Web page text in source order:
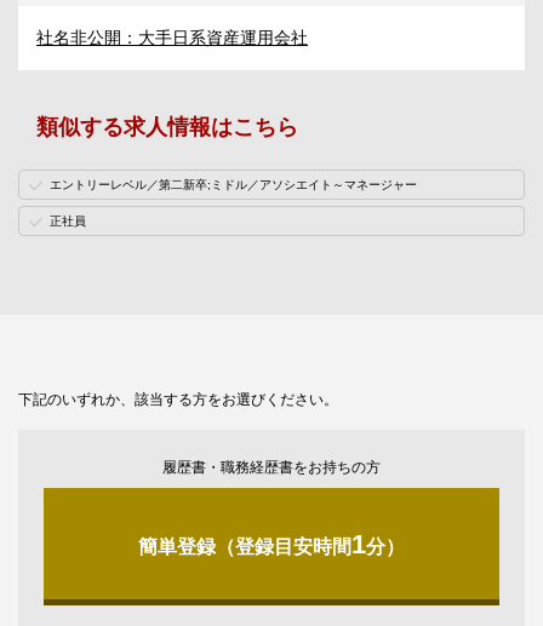
社名非公開：大手日系資産運用会社
類似する求人情報はこちら
エントリーレベル／第二新卒;ミドル／アソシエイト～マネージャー
正社員
下記のいずれか、該当する方をお選びください。
履歴書・職務経歴書をお持ちの方
簡単登録（登録目安時間1分）